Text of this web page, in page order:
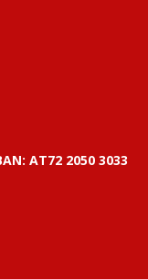
AT72 2050 3033